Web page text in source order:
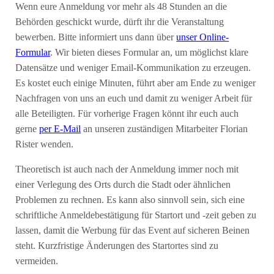
Wenn eure Anmeldung vor mehr als 48 Stunden an die
Behörden geschickt wurde, dürft ihr die Veranstaltung
bewerben. Bitte informiert uns dann überunser Online-
Formular. Wir bieten dieses Formular an, um möglichst klare
Datensätze und weniger Email-Kommunikation zu erzeugen.
Es kostet euch einige Minuten, führt aber am Ende zu weniger
Nachfragen von uns an euch und damit zu weniger Arbeit für
alle Beteiligten. Für vorherige Fragen könnt ihr euch auch
gerneper E-Mail an unseren zuständigen Mitarbeiter Florian
Rister wenden.
Theoretisch ist auch nach der Anmeldung immer noch mit
einer Verlegung des Orts durch die Stadt oder ähnlichen
Problemen zu rechnen. Es kann also sinnvoll sein, sich eine
schriftliche Anmeldebestätigung für Startort und -zeit geben zu
lassen, damit die Werbung für das Event auf sicheren Beinen
steht. Kurzfristige Änderungen des Startortes sind zu
vermeiden.